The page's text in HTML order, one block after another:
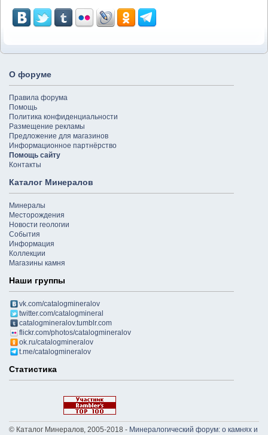
О форуме
Правила форума
Помощь
Политика конфиденциальности
Размещение рекламы
Предложение для магазинов
Информационное партнёрство
Помощь сайту
Контакты
Каталог Минералов
Минералы
Месторождения
Новости геологии
События
Информация
Коллекции
Магазины камня
Наши группы
vk.com/catalogmineralov
twitter.com/catalogmineral
catalogmineralov.tumblr.com
flickr.com/photos/catalogmineralov
ok.ru/catalogmineralov
t.me/catalogmineralov
Статистика
© Каталог Минералов, 2005-2018 - Минералогический форум: о камнях и